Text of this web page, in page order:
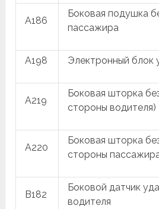
A186
Боковая подушка
пассажира
A198 Электронный блок
A219
Боковая шторка
стороны водителя)
A220
Боковая шторка
стороны
B182
Боковой датчик
водителя